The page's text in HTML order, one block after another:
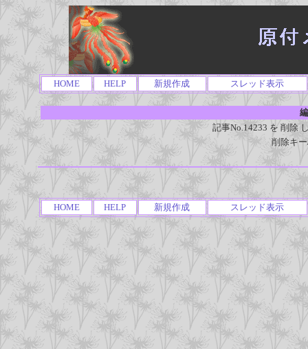
HOME HELP 新規作成 スレッド表示
記事No.14233 を 削除
削除キ
HOME HELP 新規作成 スレッド表示